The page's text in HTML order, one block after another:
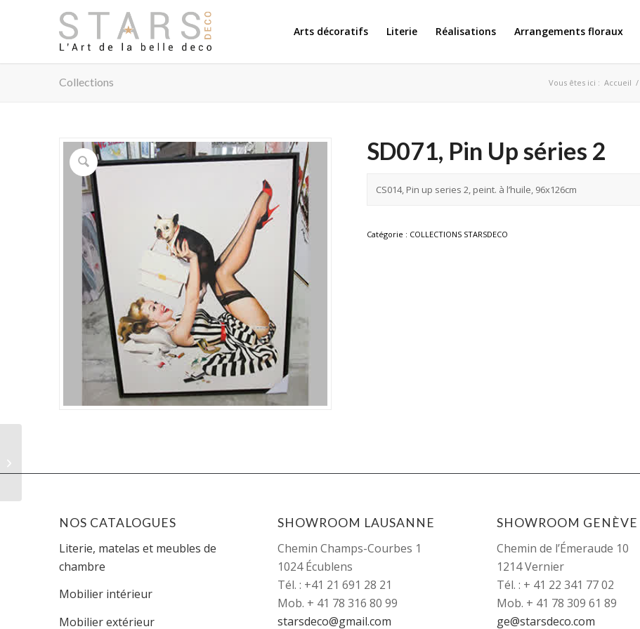
Arts décoratifs Literie Réalisations Arrangements floraux
Collections Vous êtes ici : Accueil /
SD071, Pin Up séries 2
CS014, Pin up series 2, peint. à l’huile, 96x126cm
Catégorie : COLLECTIONS STARSDECO
NOS CATALOGUES
Literie, matelas et meubles de
chambre
Mobilier intérieur
Mobilier extérieur
SHOWROOM LAUSANNE
Chemin Champs-Courbes 1
1024 Écublens
Tél. : +41 21 691 28 21
Mob. + 41 78 316 80 99
starsdeco@gmail.com
SHOWROOM GENÈVE
Chemin de l’Émeraude 10
1214 Vernier
Tél. : + 41 22 341 77 02
Mob. + 41 78 309 61 89
ge@starsdeco.com